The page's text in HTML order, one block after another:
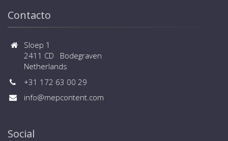
Contacto
Sloep 1
2411 CD Bodegraven
Netherlands
+31 172 63 00 29
info@mepcontent.com
Social